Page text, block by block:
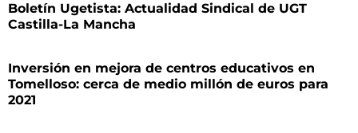
Boletín Ugetista: Actualidad Sindical de UGT
Castilla-La Mancha
Inversión en mejora de centros educativos en
Tomelloso: cerca de medio millón de euros para
2021